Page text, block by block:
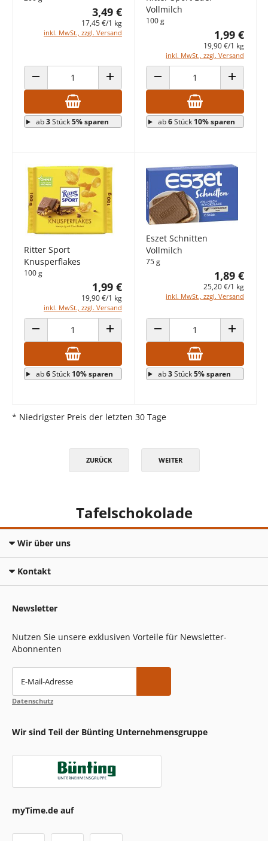
3,49 €
17,45 €/1 kg
inkl. MwSt., zzgl. Versand
ANZAHL VERRINGERN ANZAHL ERHÖHEN
ab3Stück5% sparen
Vollmilch
100 g
1,99 €
19,90 €/1 kg
inkl. MwSt., zzgl. Versand
ANZAHL VERRINGERN ANZAHL
ab6Stück 10% sparen
Ritter Sport
Knusperflakes
100 g
1,99 €
19,90 €/1 kg
inkl. MwSt., zzgl. Versand
ANZAHL VERRINGERN ANZAHL ERHÖHEN
ab6Stück 10% sparen
Eszet Schnitten
Vollmilch
75 g
1,89 €
25,20 €/1 kg
inkl. MwSt., zzgl. Versand
ANZAHL VERRINGERN ANZAHL
ab3Stück5% sparen
* Niedrigster Preis der letzten 30 Tage
ZURÜCK WEITER
Tafelschokolade
Wir über uns
Kontakt
Newsletter
Nutzen Sie unsere exklusiven Vorteile für Newsletter-
Abonnenten
E-Mail-Adresse
Datenschutz
Wir sind Teil der Bünting Unternehmensgruppe
myTime.de auf